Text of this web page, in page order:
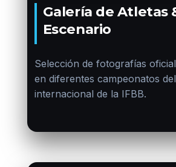
Galería de Atletas
Escenario
Selección de fotografías
en diferentes campeonatos
internacional de la IFBB.